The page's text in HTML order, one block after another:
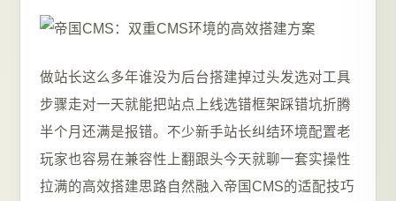
做站长这么多年谁没为后台搭建掉过头发选对工具
步骤走对一天就能把站点上线选错框架踩错坑折腾
半个月还满是报错。不少新手站长纠结环境配置老
玩家也容易在兼容性上翻跟头今天就聊一套实操性
拉满的高效搭建思路自然融入帝国CMS的适配技巧